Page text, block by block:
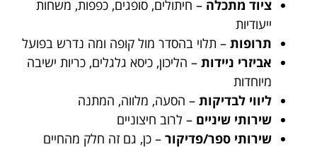
ציוד מתכלה – חיתולים, סופגים, כפפות, משחות
ייעודיות
תרופות – תלוי בהסדר מול קופה ומה נדרש בפועל
אביזרי ניידות – הליכון, כיסא גלגלים, כריות ישיבה
מיוחדות
ליווי לבדיקות – הסעה, מלווה, המתנה
שירותי שיניים – לרוב חיצוניים
שירותי ספר/פדיקור – כן, גם זה חלק מהחיים